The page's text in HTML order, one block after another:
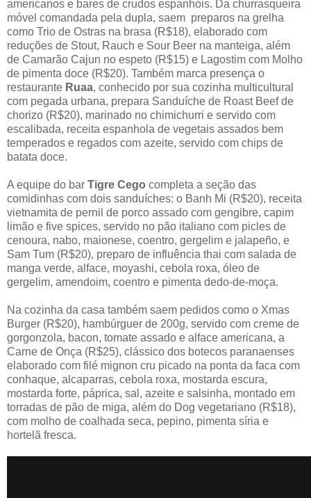
americanos e bares de crudos espanhóis. Da churrasqueira
móvel comandada pela dupla, saem preparos na grelha
como Trio de Ostras na brasa (R$18), elaborado com
reduções de Stout, Rauch e Sour Beer na manteiga, além
de Camarão Cajun no espeto (R$15) e Lagostim com Molho
de pimenta doce (R$20). Também marca presença o
restaurante Ruaa, conhecido por sua cozinha multicultural
com pegada urbana, prepara Sanduíche de Roast Beef de
chorizo (R$20), marinado no chimichurri e servido com
escalibada, receita espanhola de vegetais assados bem
temperados e regados com azeite, servido com chips de
batata doce.
A equipe do bar Tigre Cego completa a seção das
comidinhas com dois sanduíches: o Banh Mi (R$20), receita
vietnamita de pernil de porco assado com gengibre, capim
limão e five spices, servido no pão italiano com picles de
cenoura, nabo, maionese, coentro, gergelim e jalapeño, e
Sam Tum (R$20), preparo de influência thai com salada de
manga verde, alface, moyashi, cebola roxa, óleo de
gergelim, amendoim, coentro e pimenta dedo-de-moça.
Na cozinha da casa também saem pedidos como o Xmas
Burger (R$20), hambúrguer de 200g, servido com creme de
gorgonzola, bacon, tomate assado e alface americana, a
Carne de Onça (R$25), clássico dos botecos paranaenses
elaborado com filé mignon cru picado na ponta da faca com
conhaque, alcaparras, cebola roxa, mostarda escura,
mostarda forte, páprica, sal, azeite e salsinha, montado em
torradas de pão de miga, além do Dog vegetariano (R$18),
com molho de coalhada seca, pepino, pimenta síria e
hortelã fresca.